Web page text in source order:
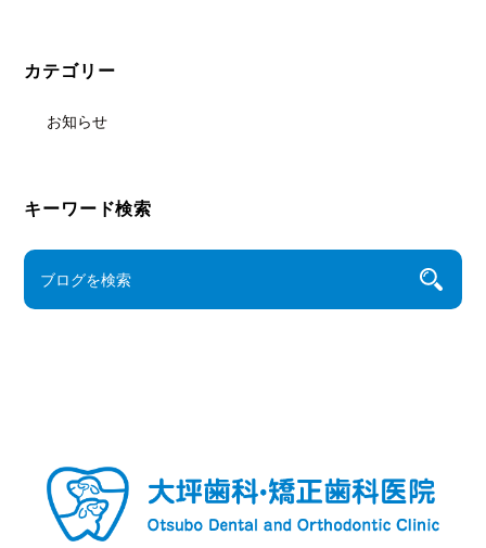
カテゴリー
お知らせ
キーワード検索